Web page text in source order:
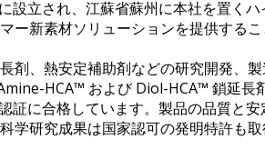
立され、江蘇省蘇州に本社を置く
新素材ソリューションを提供するこ
、熱安定補助剤などの研究開発、
HCA™ および Diol-HCA™ 鎖延
に合格しています。製品の品質と
研究成果は国家認可の発明特許も